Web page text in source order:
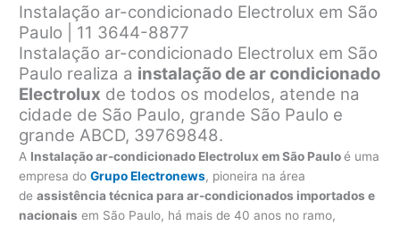
Instalação ar-condicionado Electrolux em São
Paulo | 11 3644-8877
Instalação ar-condicionado Electrolux em São
Paulo realiza a instalação de ar condicionado
Electrolux de todos os modelos, atende na
cidade de São Paulo, grande São Paulo e
grande ABCD, 39769848.
A Instalação ar-condicionado Electrolux em São Pauloé uma
empresa doGrupo Electronews, pioneira na área
deassistência técnica para ar-condicionados importados e
nacionais em São Paulo, há mais de 40 anos no ramo,